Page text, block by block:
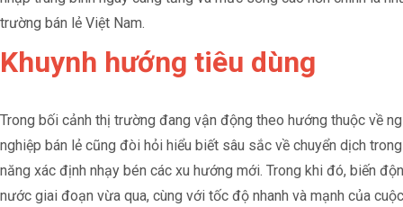
trường bán lẻ Việt Nam.
Khuynh hướng tiêu dùng
Trong bối cảnh thị trường đang vận động theo hướng thuộc về
nghiệp bán lẻ cũng đòi hỏi hiểu biết sâu sắc về chuyển dịch
năng xác định nhạy bén các xu hướng mới. Trong khi đó, biến
nước giai đoạn vừa qua, cùng với tốc độ nhanh và mạnh của